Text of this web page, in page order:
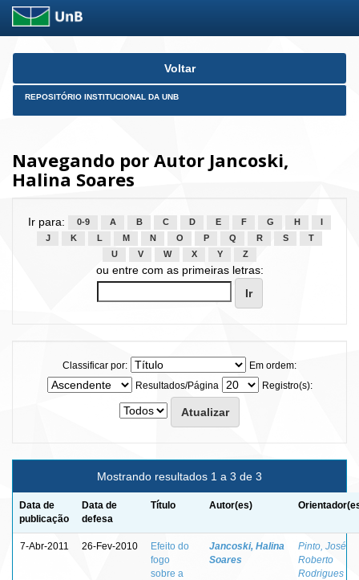
Skip
Voltar
REPOSITÓRIO INSTITUCIONAL DA UNB
Navegando por Autor Jancoski,
Halina Soares
Ir para: 0-9 A B C D E F G H
J
K L M N O P Q R S
T
U
V W X Y Z
ou entre com as primeiras letras:
Classificar por:
Em ordem:
Resultados/Página
Registro(s):
Mostrando resultados 1 a 3 de 3
Data de
publicação
Data de
defesa
Título Autor(es)
7-Abr-2011 26-Fev-2010
Efeito do
fogo
sobre a
Jancoski, Halina
Soares
Pinto, José
Roberto
Rodrigues